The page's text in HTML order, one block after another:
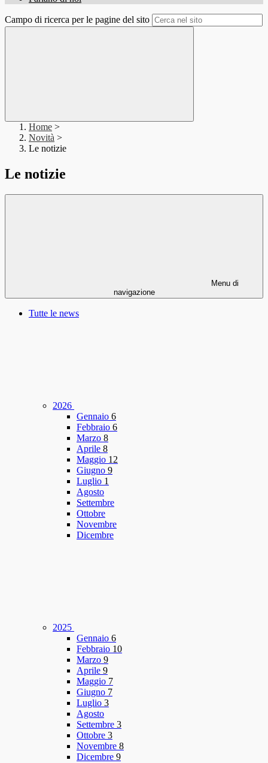
Campo di ricerca per le pagine del sito
Home >
Novità >
Le notizie
Le notizie
Menu di
navigazione
Tutte le news
2026
Gennaio 6
Febbraio 6
Marzo 8
Aprile 8
Maggio 12
Giugno 9
Luglio 1
Agosto
Settembre
Ottobre
Novembre
Dicembre
2025
Gennaio 6
Febbraio 10
Marzo 9
Aprile 9
Maggio 7
Giugno 7
Luglio 3
Agosto
Settembre 3
Ottobre 3
Novembre 8
Dicembre 9